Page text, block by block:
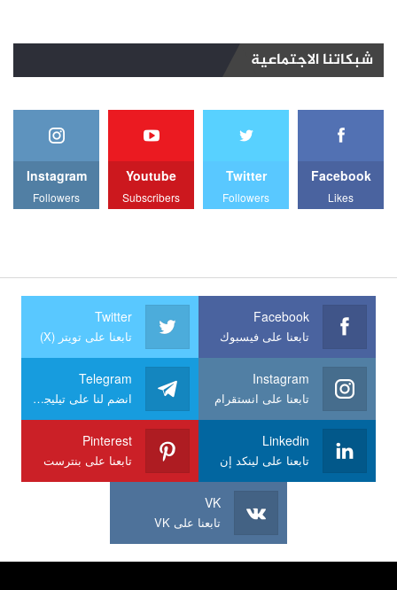
شبكاتنا الاجتماعية
Facebook
Likes
Twitter
Followers
Youtube
Subscribers
Instagram
Followers
Facebook
تابعنا على فيسبوك
Twitter
تابعنا على تويتر (X)
Instagram
تابعنا على انستقرام
Telegram
انضم لنا على تيليجرام
Linkedin
تابعنا على لينكد إن
Pinterest
تابعنا على بنترست
VK
تابعنا على VK